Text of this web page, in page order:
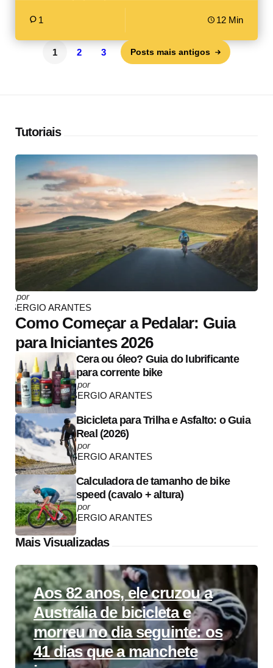
1 12 Min
1 2 3 Posts mais antigos
Tutoriais
Posted
by
por
SERGIO ARANTES
Como Começar a Pedalar: Guia
para Iniciantes 2026
Cera ou óleo? Guia do lubrificante
para corrente bike
Posted
by
por
SERGIO ARANTES
Bicicleta para Trilha e Asfalto: o Guia
Real (2026)
Posted
by
por
SERGIO ARANTES
Calculadora de tamanho de bike
speed (cavalo + altura)
Posted
by
por
SERGIO ARANTES
Mais Visualizadas
Aos 82 anos, ele cruzou a
Austrália de bicicleta e
morreu no dia seguinte: os
41 dias que a manchete